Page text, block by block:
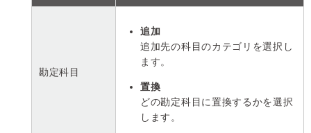
勘定科目
追加
追加先の科目のカテゴリを選択し
ます。
置換
どの勘定科目に置換するかを選択
します。